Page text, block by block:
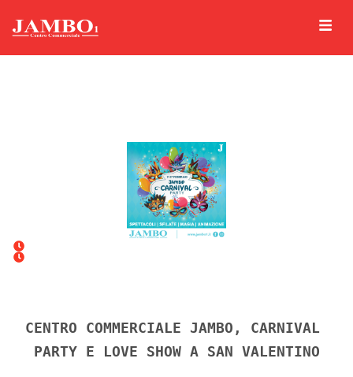
CENTRO COMMERCIALE JAMBO, CARNIVAL
PARTY E LOVE SHOW A SAN VALENTINO